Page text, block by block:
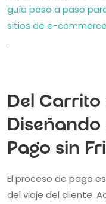
guía paso a paso
sitios de e-commerce
.
Del
Diseñando
Pago sin
El proceso de pago
del viaje del cliente.